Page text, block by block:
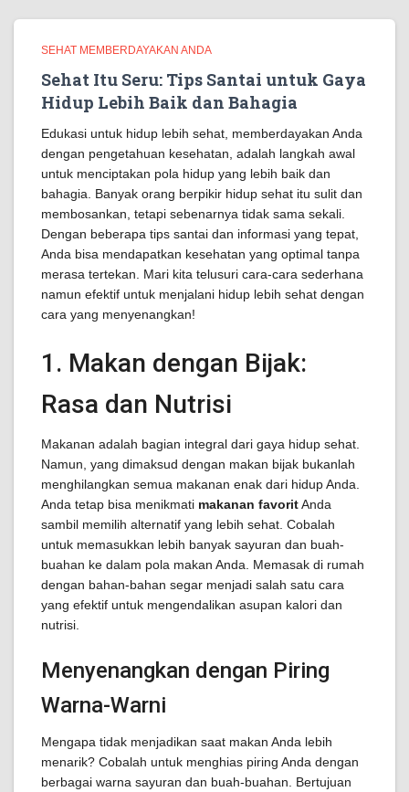
SEHAT MEMBERDAYAKAN ANDA
Sehat Itu Seru: Tips Santai untuk Gaya
Hidup Lebih Baik dan Bahagia
Edukasi untuk hidup lebih sehat, memberdayakan Anda
dengan pengetahuan kesehatan, adalah langkah awal
untuk menciptakan pola hidup yang lebih baik dan
bahagia. Banyak orang berpikir hidup sehat itu sulit dan
membosankan, tetapi sebenarnya tidak sama sekali.
Dengan beberapa tips santai dan informasi yang tepat,
Anda bisa mendapatkan kesehatan yang optimal tanpa
merasa tertekan. Mari kita telusuri cara-cara sederhana
namun efektif untuk menjalani hidup lebih sehat dengan
cara yang menyenangkan!
1. Makan dengan Bijak:
Rasa dan Nutrisi
Makanan adalah bagian integral dari gaya hidup sehat.
Namun, yang dimaksud dengan makan bijak bukanlah
menghilangkan semua makanan enak dari hidup Anda.
Anda tetap bisa menikmati makanan favoritAnda
sambil memilih alternatif yang lebih sehat. Cobalah
untuk memasukkan lebih banyak sayuran dan buah-
buahan ke dalam pola makan Anda. Memasak di rumah
dengan bahan-bahan segar menjadi salah satu cara
yang efektif untuk mengendalikan asupan kalori dan
nutrisi.
Menyenangkan dengan Piring
Warna-Warni
Mengapa tidak menjadikan saat makan Anda lebih
menarik? Cobalah untuk menghias piring Anda dengan
berbagai warna sayuran dan buah-buahan. Bertujuan